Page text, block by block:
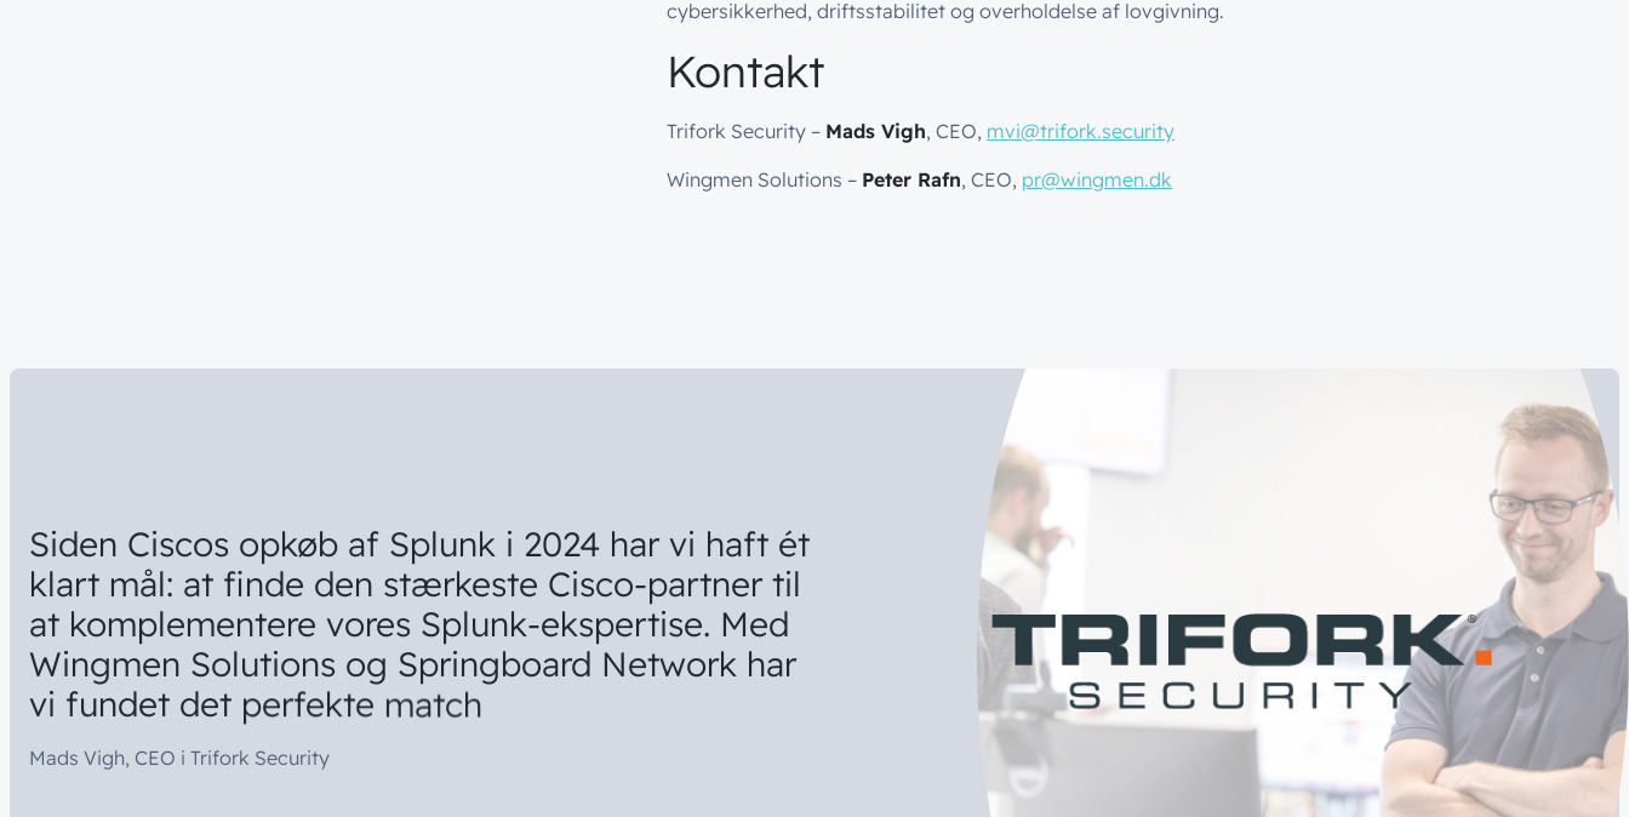
cybersikkerhed, driftsstabilitet og overholdelse af lovgivning.
Kontakt
Trifork Security – Mads Vigh, CEO, mvi@trifork.security
Wingmen Solutions – Peter Rafn, CEO, pr@wingmen.dk
Siden Ciscos opkøb af Splunk i 2024 har vi haft ét
klart mål: at finde den stærkeste Cisco-partner til
at komplementere vores Splunk-ekspertise. Med
Wingmen Solutions og Springboard Network har
vi fundet det perfekte match
Mads Vigh, CEO i Trifork Security